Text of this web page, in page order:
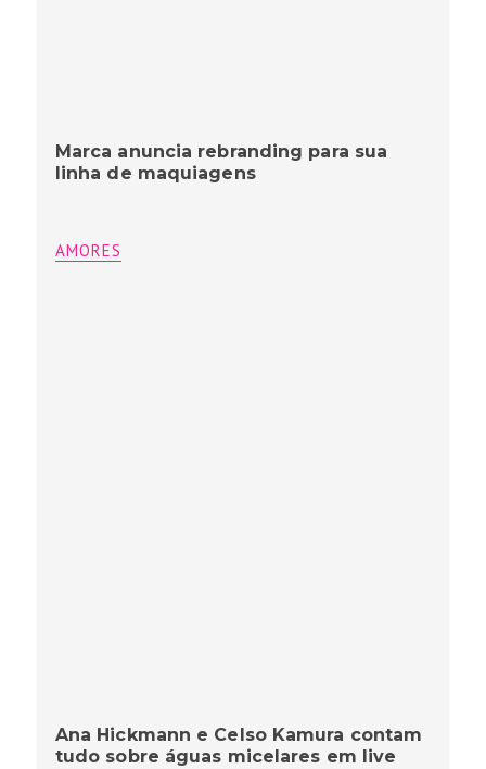
Marca anuncia rebranding para sua
linha de maquiagens
AMORES
Ana Hickmann e Celso Kamura contam
tudo sobre águas micelares em live